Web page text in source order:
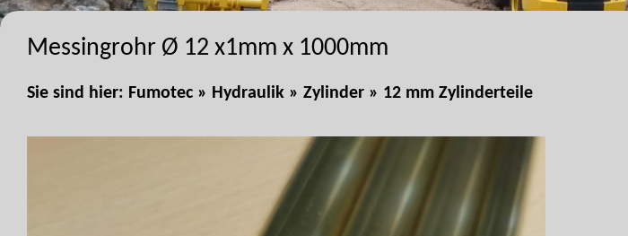
Messingrohr Ø 12 x1mm x 1000mm
Sie sind hier: Fumotec » Hydraulik » Zylinder » 12 mm Zylinderteile